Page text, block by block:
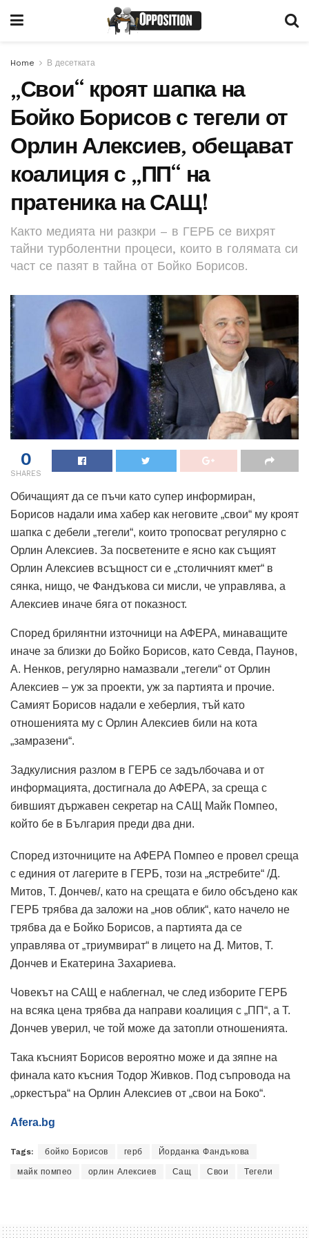
Home В десетката
„Свои“ кроят шапка на
Бойко Борисов с тегели от
Орлин Алексиев, обещават
коалиция с „ПП“ на
пратеника на САЩ!
Както медията ни разкри – в ГЕРБ се вихрят
тайни турболентни процеси, които в голямата си
част се пазят в тайна от Бойко Борисов.
0
SHARES
Обичащият да се пъчи като супер информиран,
Борисов надали има хабер как неговите „свои“ му кроят
шапка с дебели „тегели“, които тропосват регулярно с
Орлин Алексиев. За посветените е ясно как същият
Орлин Алексиев всъщност си е „столичният кмет“ в
сянка, нищо, че Фандъкова си мисли, че управлява, а
Алексиев иначе бяга от показност.
Според брилянтни източници на АФЕРА, минаващите
иначе за близки до Бойко Борисов, като Севда, Паунов,
А. Ненков, регулярно намазвали „тегели“ от Орлин
Алексиев – уж за проекти, уж за партията и прочие.
Самият Борисов надали е хеберлия, тъй като
отношенията му с Орлин Алексиев били на кота
„замразени“.
Задкулисния разлом в ГЕРБ се задълбочава и от
информацията, достигнала до АФЕРА, за среща с
бившият държавен секретар на САЩ Майк Помпео,
който бе в България преди два дни.
Според източниците на АФЕРА Помпео е провел среща
с единия от лагерите в ГЕРБ, този на „ястребите“ /Д.
Митов, Т. Дончев/, като на срещата е било обсъдено как
ГЕРБ трябва да заложи на „нов облик“, като начело не
трябва да е Бойко Борисов, а партията да се
управлява от „триумвират“ в лицето на Д. Митов, Т.
Дончев и Екатерина Захариева.
Човекът на САЩ е наблегнал, че след изборите ГЕРБ
на всяка цена трябва да направи коалиция с „ПП“, а Т.
Дончев уверил, че той може да затопли отношенията.
Така късният Борисов вероятно може и да зяпне на
финала като късния Тодор Живков. Под съпровода на
„оркестъра“ на Орлин Алексиев от „свои на Боко“.
Afera.bg
Tags: бойко Борисов герб Йорданка Фандъкова
майк помпео орлин Алексиев Сащ Свои Тегели